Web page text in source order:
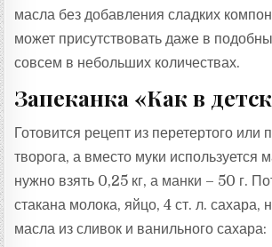
масла без добавления сладких
может присутствовать даже в
совсем в небольших количествах.
Запеканка «Как в
Готовится рецепт из перетертого или
творога, а вместо муки используется
нужно взять 0,25 кг, а манки – 50 г.
стакана молока, яйцо, 4 ст. л. сахара,
масла из сливок и ванильного сахара: